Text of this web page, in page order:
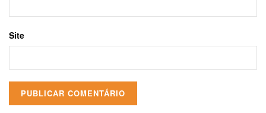
Site